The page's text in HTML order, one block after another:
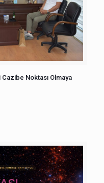
Cazibe Noktası Olmaya